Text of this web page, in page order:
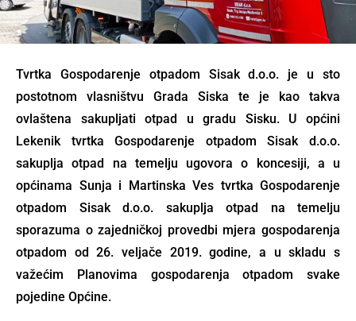
Tvrtka Gospodarenje otpadom Sisak d.o.o. je u sto
postotnom vlasništvu Grada Siska te je kao takva
ovlaštena sakupljati otpad u gradu Sisku. U općini
Lekenik tvrtka Gospodarenje otpadom Sisak d.o.o.
sakuplja otpad na temelju ugovora o koncesiji, a u
općinama Sunja i Martinska Ves tvrtka Gospodarenje
otpadom Sisak d.o.o. sakuplja otpad na temelju
sporazuma o zajedničkoj provedbi mjera gospodarenja
otpadom od 26. veljače 2019. godine, a u skladu s
važećim Planovima gospodarenja otpadom svake
pojedine Općine.